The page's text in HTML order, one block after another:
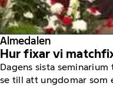
Almedalen
Hur fixar vi
Dagens sista
se till att ungdomar som